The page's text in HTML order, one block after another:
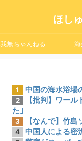
ほし
我無ちゃんねる
1 中国の海水浴場
2
【批判】ワー
た｣
3 【なんで】竹
4 中国人による密